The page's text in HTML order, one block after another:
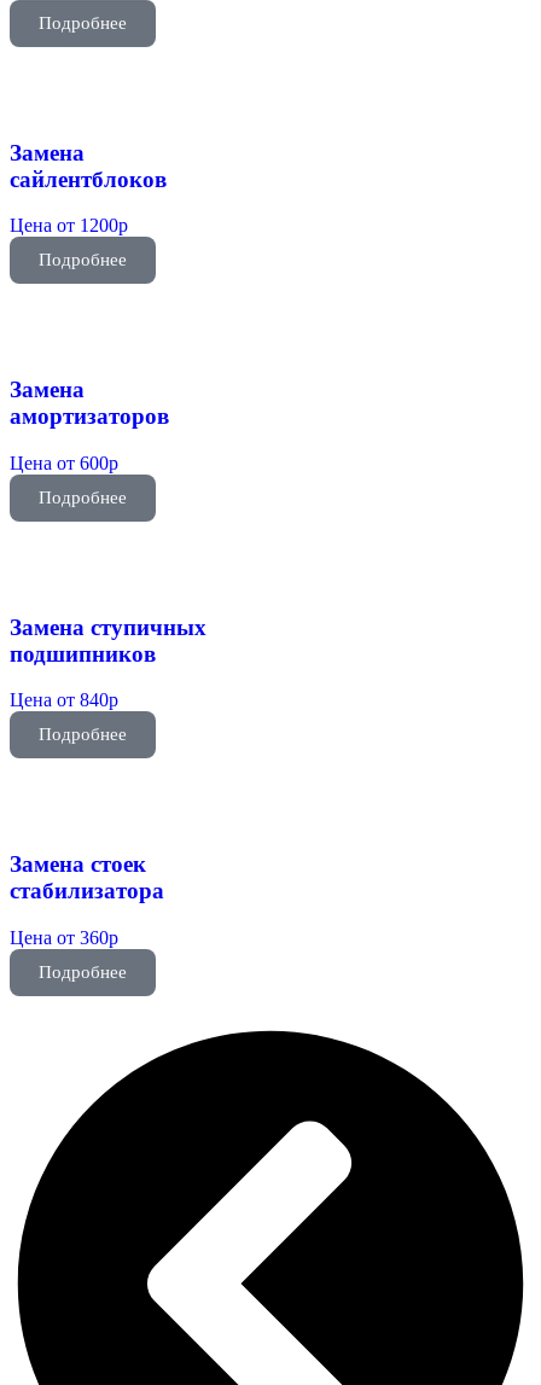
Подробнее
Замена
сайлентблоков
Цена от 1200р
Подробнее
Замена
амортизаторов
Цена от 600р
Подробнее
Замена ступичных
подшипников
Цена от 840р
Подробнее
Замена стоек
стабилизатора
Цена от 360р
Подробнее